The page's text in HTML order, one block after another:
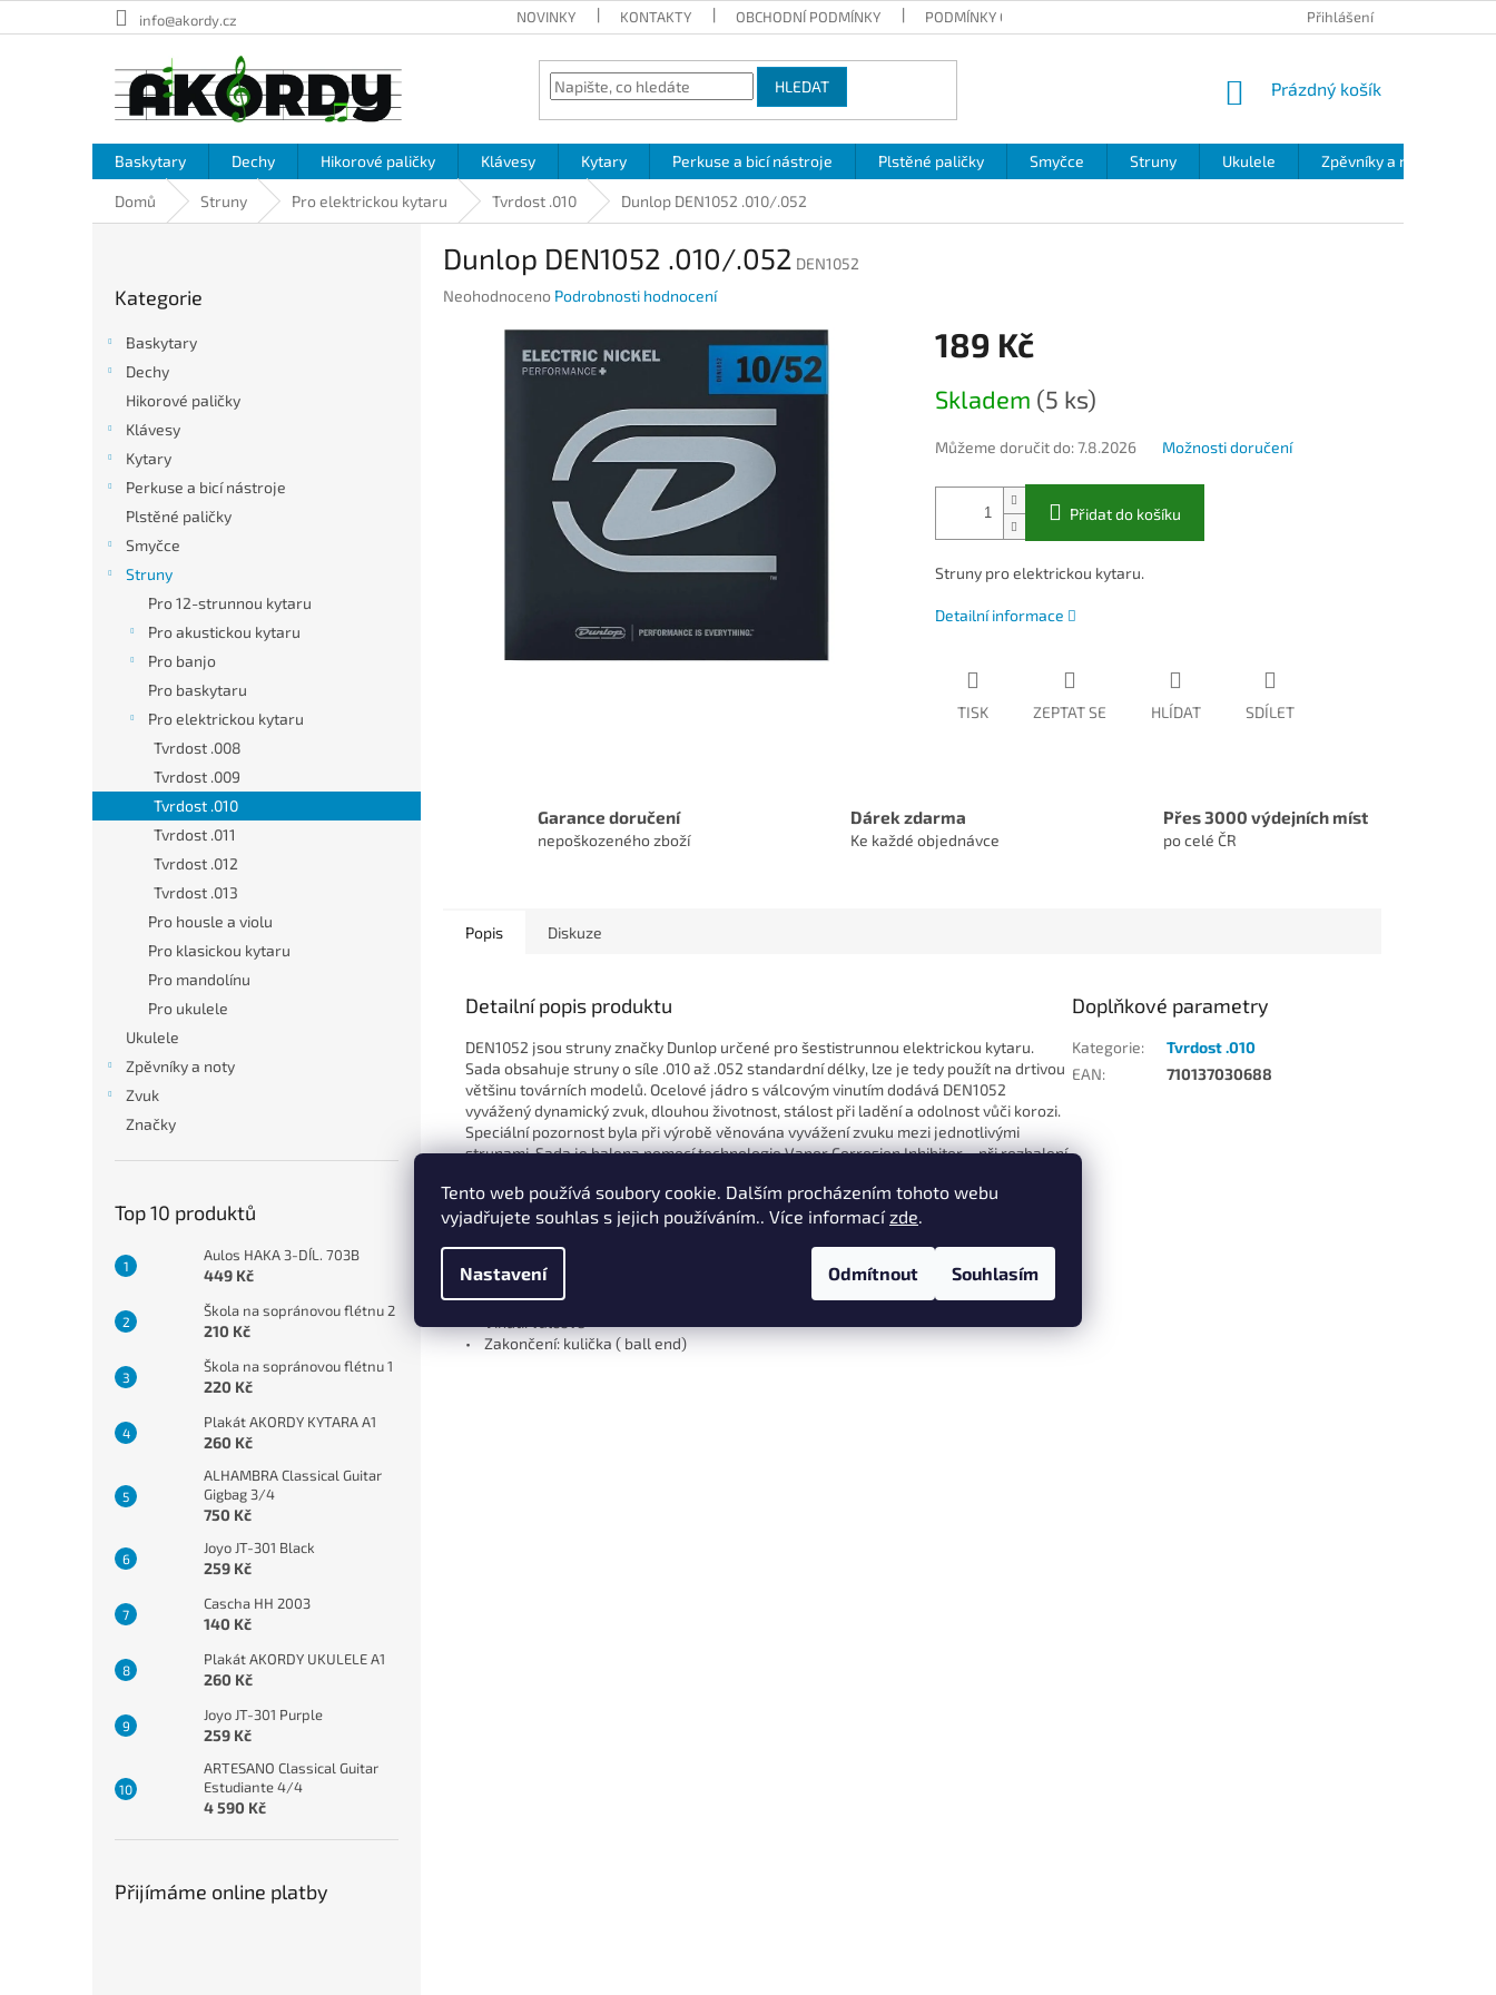
Tento web používá soubory cookie. Dalším procházením tohoto webu
vyjadřujete souhlas s jejich používáním.. Více informacízde
Nastavení Odmítnout Souhlasím
na
info@akordy.cz NOVINKY KONTAKTY OBCHODNÍ PODMÍNKY PODMÍNKY OCHRANY OSOBNÍCH ÚDAJŮ Přihlášení
HLEDAT
NÁKUPNÍ
Prázdný košík
Baskytary Dechy Hikorové paličky Klávesy Kytary Perkuse a bicí nástroje Plstěné paličky Smyčce Struny Ukulele Zpěvníky a noty
Domů Struny Pro elektrickou kytaru Tvrdost .010 Dunlop DEN1052 .010/.052
kategorie
Kategorie
Baskytary
Dechy
Hikorové paličky
Klávesy
Kytary
Perkuse a bicí nástroje
Plstěné paličky
Smyčce
Struny
Pro 12-strunnou kytaru
Pro akustickou kytaru
Pro banjo
Pro baskytaru
Pro elektrickou kytaru
Tvrdost .008
Tvrdost .009
Tvrdost .010
Tvrdost .011
Tvrdost .012
Tvrdost .013
Pro housle a violu
Pro klasickou kytaru
Pro mandolínu
Pro ukulele
Ukulele
Zpěvníky a noty
Zvuk
Značky
Top 10 produktů
Aulos HAKA 3-DÍL. 703B
449 Kč
Škola na sopránovou flétnu 2
210 Kč
Škola na sopránovou flétnu 1
220 Kč
Plakát AKORDY KYTARA A1
260 Kč
ALHAMBRA Classical Guitar
Gigbag 3/4
750 Kč
Joyo JT-301 Black
259 Kč
Cascha HH 2003
140 Kč
Plakát AKORDY UKULELE A1
260 Kč
Joyo JT-301 Purple
259 Kč
ARTESANO Classical Guitar
Estudiante 4/4
4 590 Kč
Přijímáme online platby
Dunlop DEN1052 .010/.052 DEN1052
Průměrné
produktu
Neohodnoceno Podrobnosti hodnocení
189 Kč
cena:
Skladem (5 ks)
Můžeme doručit do: 7.8.2026 Možnosti doručení
Přidat do košíku
Struny pro elektrickou kytaru.
Detailní informace
TISK ZEPTAT SE HLÍDAT SDÍLET
Garance doručení
nepoškozeného zboží
Dárek zdarma
Ke každé objednávce
Přes 3000 výdejních míst
po celé ČR
Popis Diskuze
Detailní popis produktu
DEN1052 jsou struny značky Dunlop určené pro šestistrunnou elektrickou kytaru.
Sada obsahuje struny o síle .010 až .052 standardní délky, lze je tedy použít na drtivou
většinu továrních modelů. Ocelové jádro s válcovým vinutím dodává DEN1052
vyvážený dynamický zvuk, dlouhou životnost, stálost při ladění a odolnost vůči korozi.
Speciální pozornost byla při výrobě věnována vyvážení zvuku mezi jednotlivými
strunami. Sada je balena pomocí technologie Vapor Corrosion Inhibitor – při rozbalení
Specifikace
• Materiál: poniklovaná ocel
• Tvrdost: .010-.052
• Zakončení: kulička ( ball end)
Doplňkové parametry
Kategorie:
Tvrdost .010
EAN: 710137030688